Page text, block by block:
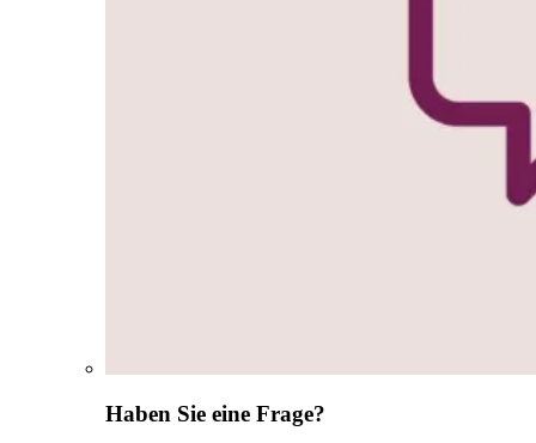
Haben Sie eine Frage?